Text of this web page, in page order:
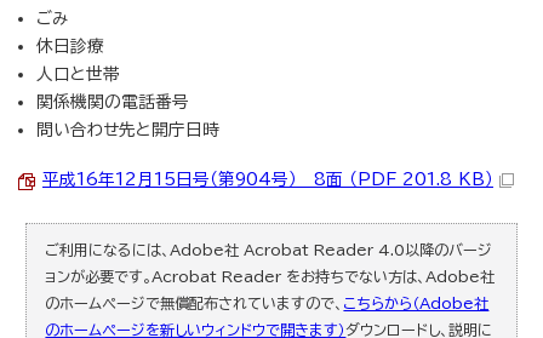
ごみ
休日診療
人口と世帯
関係機関の電話番号
問い合わせ先と開庁日時
平成16年12月15日号（第904号） 8面 （PDF 201.8 KB）
ご利用になるには、Adobe社 Acrobat Reader 4.0以降のバージ
ョンが必要です。Acrobat Reader をお持ちでない方は、Adobe社
のホームページで無償配布されていますので、 こちらから（Adobe社
のホームページを新しいウィンドウで開きます）ダウンロードし、説明に